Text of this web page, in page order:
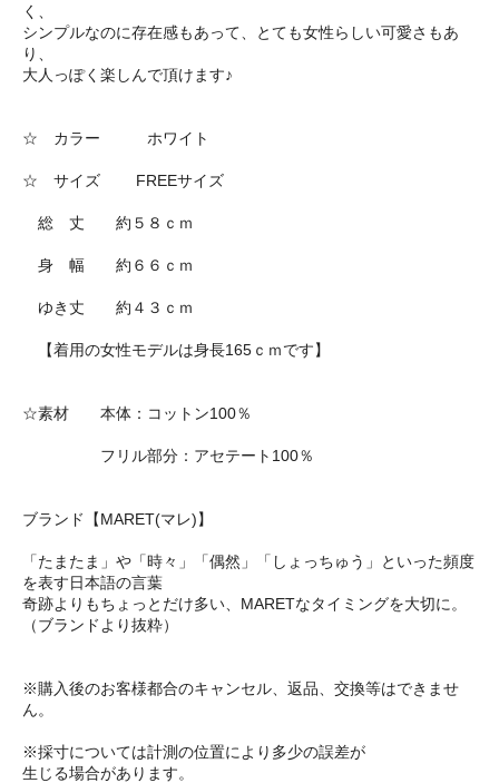
く、
シンプルなのに存在感もあって、とても女性らしい可愛さもあ
り、
大人っぽく楽しんで頂けます♪
☆ カラー ホワイト
☆ サイズ FREEサイズ
総 丈 約５８ｃｍ
身 幅 約６６ｃｍ
ゆき丈 約４３ｃｍ
【着用の女性モデルは身長165ｃｍです】
☆素材 本体：コットン100％
フリル部分：アセテート100％
ブランド【MARET(マレ)】
「たまたま」や「時々」「偶然」「しょっちゅう」といった頻度
を表す日本語の言葉
奇跡よりもちょっとだけ多い、MARETなタイミングを大切に。
（ブランドより抜粋）
※購入後のお客様都合のキャンセル、返品、交換等はできませ
ん。
※採寸については計測の位置により多少の誤差が
生じる場合があります。